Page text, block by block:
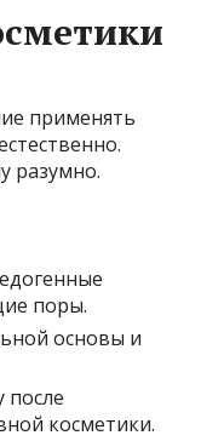
применять
разумно.
поры.
основы и
после
косметики.